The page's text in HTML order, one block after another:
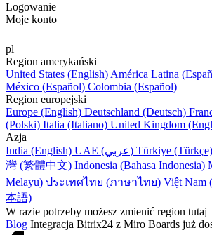
Logowanie
Moje konto
pl
Region amerykański
United States (English) América Latina
México (Español) Colombia (Español)
Region europejski
Europe (English) Deutschland (Deutsch)
(Polski) Italia (Italiano) United Kingdom
Azja
India (English)
UAE (عربي) Türkiye (Türkçe)
灣 (繁體中文) Indonesia (Bahasa Indonesia)
Melayu) ประเทศไทย (ภาษาไทย) Việt Nam
本語)
W razie potrzeby możesz zmienić region tutaj
Blog Integracja Bitrix24 z Miro Boards już